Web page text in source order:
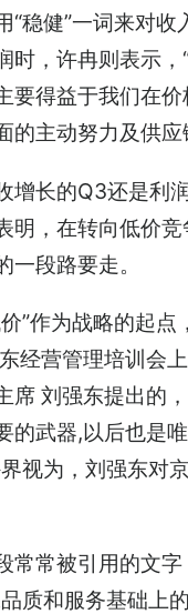
“稳健”一词来对收
时，许冉则表示，
要得益于我们在
的主动努力及供应
增长的Q3还是利
明，在转向低价竞
一段路要走。
”作为战略的起点
经营管理培训会
席 刘强东提出的
的武器,以后也是
视为，刘强东对
常常被引用的文
质和服务基础上的